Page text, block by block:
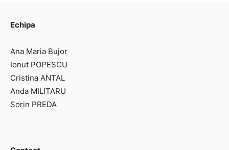
Echipa
Ana Maria Bujor
Ionut POPESCU
Cristina ANTAL
Anda MILITARU
Sorin PREDA